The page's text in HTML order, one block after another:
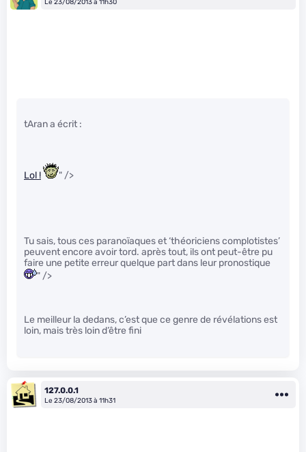
Le 23/08/2013 à 11h30
tAran a écrit :
Lol ! " />
Tu sais, tous ces paranoïaques et ‘théoriciens complotistes’
peuvent encore avoir tord. après tout, ils ont peut-être pu
faire une petite erreur quelque part dans leur pronostique
" />
Le meilleur la dedans, c’est que ce genre de révélations est
loin, mais très loin d’être fini
127.0.0.1
Le 23/08/2013 à 11h31